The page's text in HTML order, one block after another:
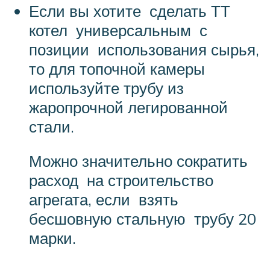
Если вы хотите сделать ТТ
котел универсальным с
позиции использования сырья,
то для топочной камеры
используйте трубу из
жаропрочной легированной
стали.
Можно значительно сократить
расход на строительство
агрегата, если взять
бесшовную стальную трубу 20
марки.